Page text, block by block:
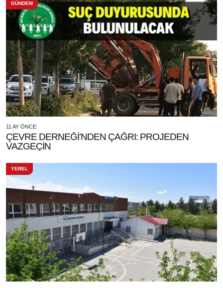
GÜNDEM
11 AY ÖNCE
ÇEVRE DERNEĞİ’NDEN ÇAĞRI: PROJEDEN
VAZGEÇİN
YEREL